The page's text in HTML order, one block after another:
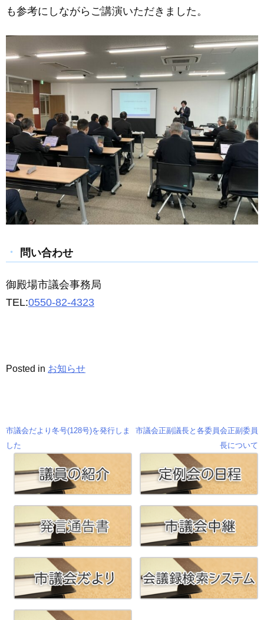
も参考にしながらご講演いただきました。
問い合わせ
御殿場市議会事務局
TEL:0550-82-4323
Posted in お知らせ
投
ナ
ゲ
ー
シ
ョ
市議会だより冬号(128号)を発行しま
した
市議会正副議長と各委員会正副委員
長について